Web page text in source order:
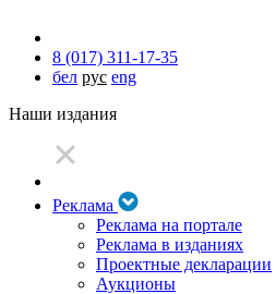
8 (017) 311-17-35
бел рус eng
Наши издания
Реклама
Реклама на портале
Реклама в изданиях
Проектные декларации
Аукционы